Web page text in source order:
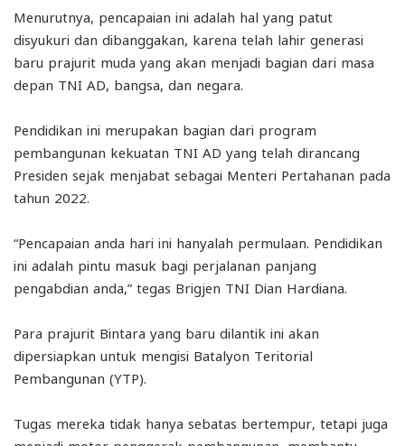
Menurutnya, pencapaian ini adalah hal yang patut
disyukuri dan dibanggakan, karena telah lahir generasi
baru prajurit muda yang akan menjadi bagian dari masa
depan TNI AD, bangsa, dan negara.
Pendidikan ini merupakan bagian dari program
pembangunan kekuatan TNI AD yang telah dirancang
Presiden sejak menjabat sebagai Menteri Pertahanan pada
tahun 2022.
“Pencapaian anda hari ini hanyalah permulaan. Pendidikan
ini adalah pintu masuk bagi perjalanan panjang
pengabdian anda,” tegas Brigjen TNI Dian Hardiana.
Para prajurit Bintara yang baru dilantik ini akan
dipersiapkan untuk mengisi Batalyon Teritorial
Pembangunan (YTP).
Tugas mereka tidak hanya sebatas bertempur, tetapi juga